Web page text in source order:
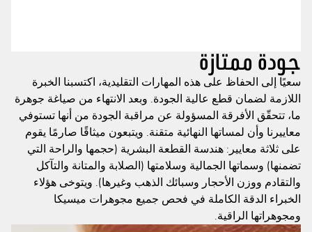
جودة ممتازة
سعيًا إلى الحفاظ على هذه المهارات التقليدية، اكتسبنا الخبرة
اللازمة لضمان قطع عالية الجودة. وبعد الانتهاء من صياغة جوهرة
ما، تتحقّق الأفرقة المسؤولة عن مراقبة الجودة من أنها تستوفي
معاييرنا وأن لمساتها النهائية متقنة. ويتبعون ميثاقًا صارمًا يقوم
على ثلاثة معايير: هندسة القطعة البشرية (حجمها والراحة التي
تضمنها) وسماتها الجمالية وسلامتها (الصلابة والمتانة والتآكل
والتقادم ووزن الأحجار وسبائك الذهب وغيرها). ويتوخى هؤلاء
الخبراء الدقة الكاملة في فحص جميع مجوهرات ميسيكا
ومجوهراتها الراقية.